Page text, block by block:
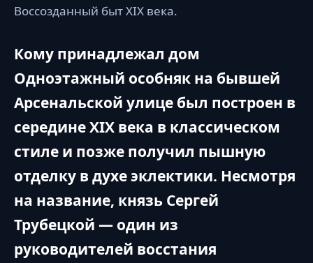
Воссозданный быт XIX века.
Кому принадлежал дом
Одноэтажный особняк на бывшей
Арсенальской улице был построен в
середине XIX века в классическом
стиле и позже получил пышную
отделку в духе эклектики. Несмотря
на название, князь Сергей
Трубецкой — один из
руководителей восстания